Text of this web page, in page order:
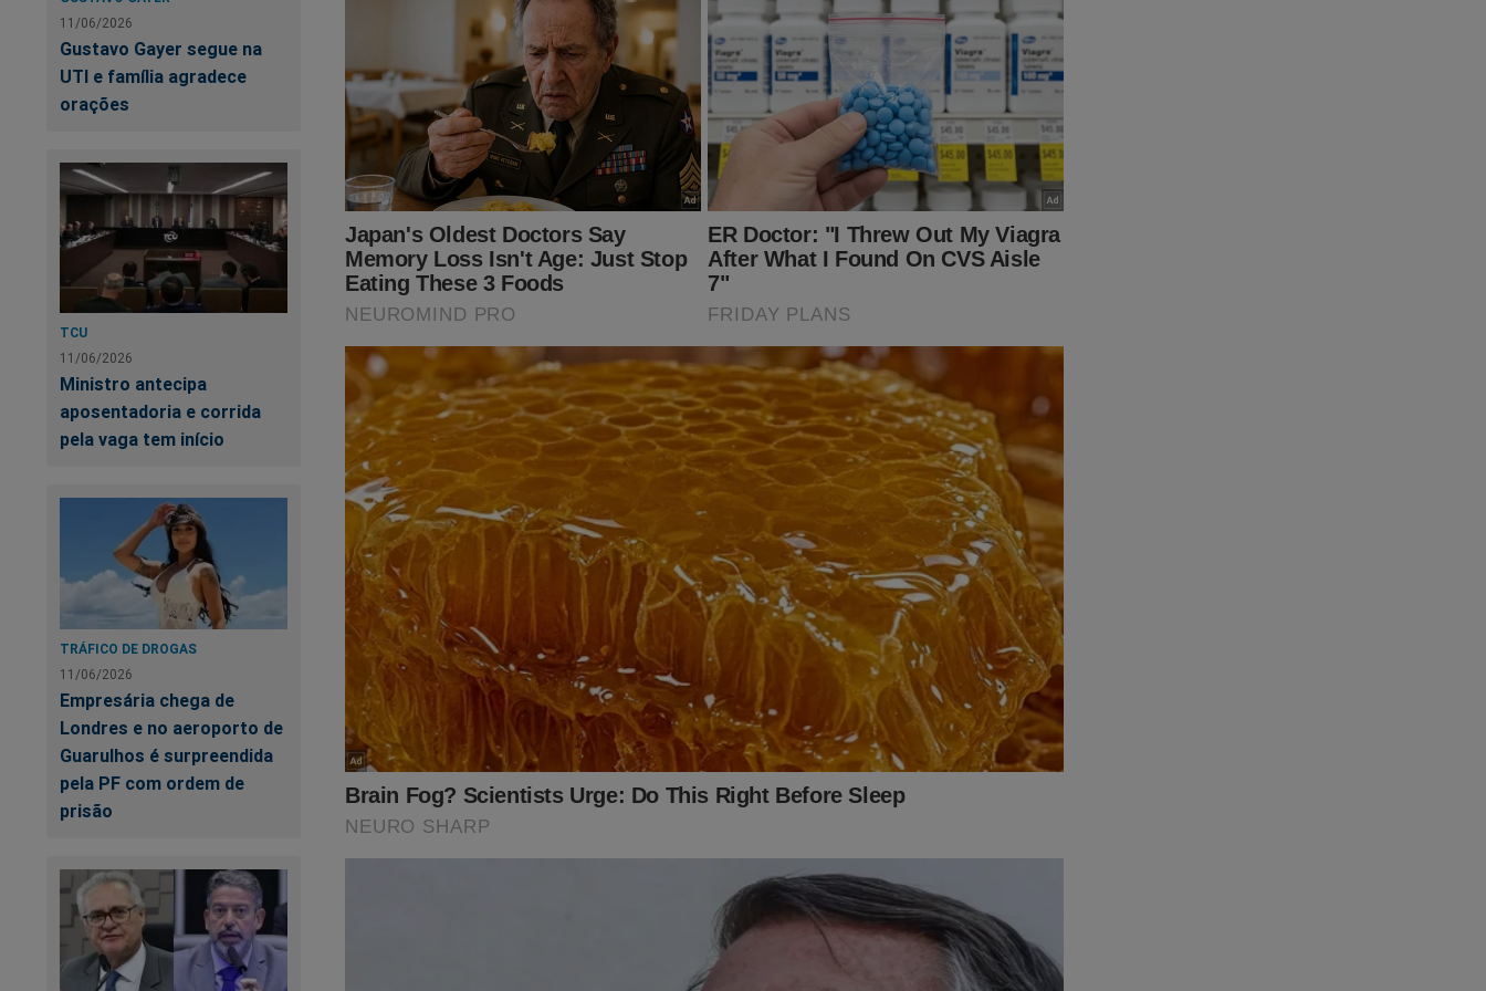
11/06/2026
Gustavo Gayer segue na
UTI e família agradece
orações
TCU
11/06/2026
Ministro antecipa
aposentadoria e corrida
pela vaga tem início
TRÁFICO DE DROGAS
11/06/2026
Empresária chega de
Londres e no aeroporto de
Guarulhos é surpreendida
pela PF com ordem de
prisão